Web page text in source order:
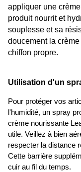
appliquer une
produit nourrit et
souplesse et sa
doucement la
chiffon propre.
Utilisation d'un
Pour protéger vos
l'humidité, un spray
crème nourissante
utile. Veillez à bien
respecter la distance
Cette barrière
cuir au fil du temps.